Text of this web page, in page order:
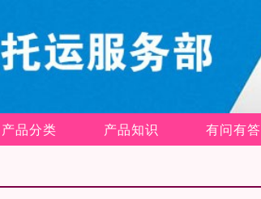
产品分类 产品知识 有问有答